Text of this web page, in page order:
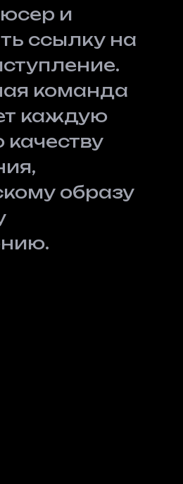
и
ссылку на
команда
каждую
качеству
образу